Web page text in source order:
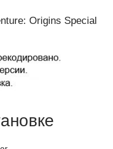
Origins Special